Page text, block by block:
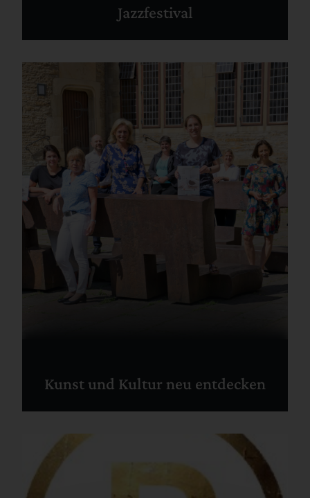
Jazzfestival
Kunst und Kultur neu entdecken